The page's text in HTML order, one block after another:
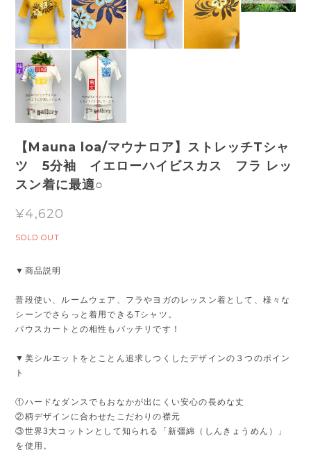
【Mauna loa/マウナロア】ストレッチTシャ
ツ 5分袖 イエローハイビスカス フラ レッ
スン着に最適○
¥4,620
SOLD OUT
▼商品説明
普段使い、ルームウェア、フラやヨガのレッスン着として、様々な
シーンでさらっと着用できるTシャツ。
パウスカートとの相性もバッチリです！
▼美シルエットをとことん追求しつくしたデザインの３つのポイン
ト
①ハードなダンスでもおなかが出にくい安心の長めな丈
②柄デザインに合わせたこだわりの襟元
③世界3大コットンとして知られる「新彊綿（しんきょうめん）」
を使用。